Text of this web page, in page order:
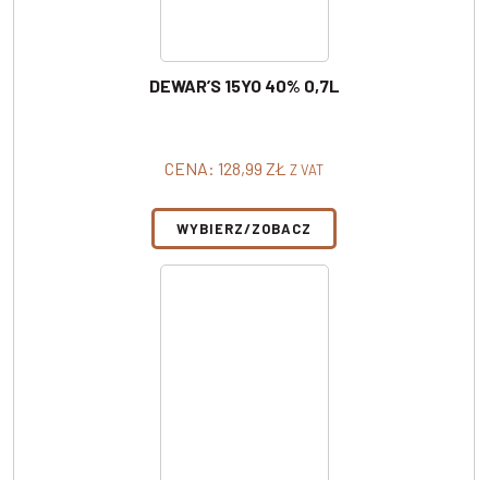
DEWAR’S 15YO 40% 0,7L
CENA: 128,99 ZŁ Z VAT
WYBIERZ/ZOBACZ